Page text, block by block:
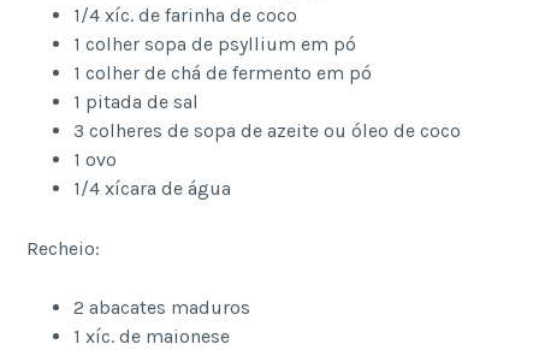
1/4 xíc. de farinha de coco
1 colher sopa de psyllium em pó
1 colher de chá de fermento em pó
1 pitada de sal
3 colheres de sopa de azeite ou óleo de coco
1 ovo
1/4 xícara de água
Recheio:
2 abacates maduros
1 xíc. de maionese